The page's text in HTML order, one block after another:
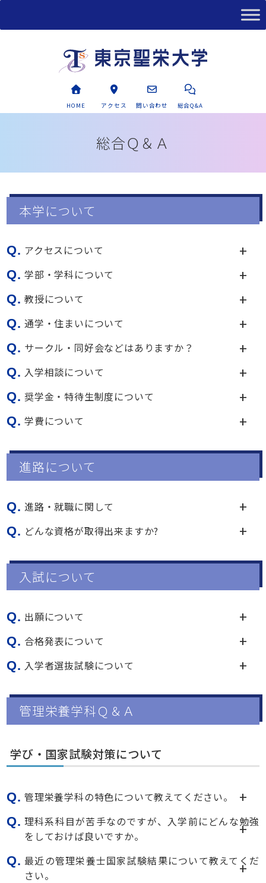
HOME アクセス 問い合わせ 総合Q&A
総合Ｑ＆Ａ
本学について
Q. アクセスについて
Q. 学部・学科について
Q. 教授について
Q. 通学・住まいについて
Q. サークル・同好会などはありますか？
Q. 入学相談について
Q. 奨学金・特待生制度について
Q. 学費について
進路について
Q. 進路・就職に関して
Q. どんな資格が取得出来ますか?
入試について
Q. 出願について
Q. 合格発表について
Q. 入学者選抜試験について
管理栄養学科Ｑ＆Ａ
学び・国家試験対策について
Q. 管理栄養学科の特色について教えてください。
Q. 理科系科目が苦手なのですが、入学前にどんな勉強
をしておけば良いですか。
Q. 最近の管理栄養士国家試験結果について教えてくだ
さい。